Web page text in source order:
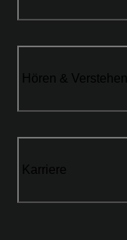
Hören & Verstehen
Karriere